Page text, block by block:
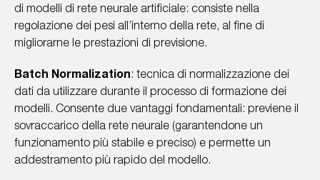
di modelli di rete neurale artificiale: consiste nella
regolazione dei pesi all’interno della rete, al fine di
migliorarne le prestazioni di previsione.
Batch Normalization: tecnica di normalizzazione dei
dati da utilizzare durante il processo di formazione dei
modelli. Consente due vantaggi fondamentali: previene il
sovraccarico della rete neurale (garantendone un
funzionamento più stabile e preciso) e permette un
addestramento più rapido del modello.